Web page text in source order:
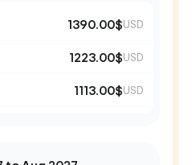
1390.00$USD
1223.00$USD
1113.00$USD